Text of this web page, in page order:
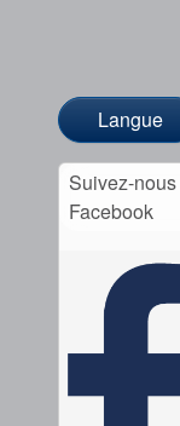
Langue
Suivez-
Facebook